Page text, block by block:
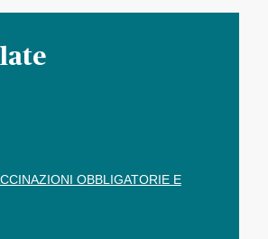
OBBLIGATORIE E